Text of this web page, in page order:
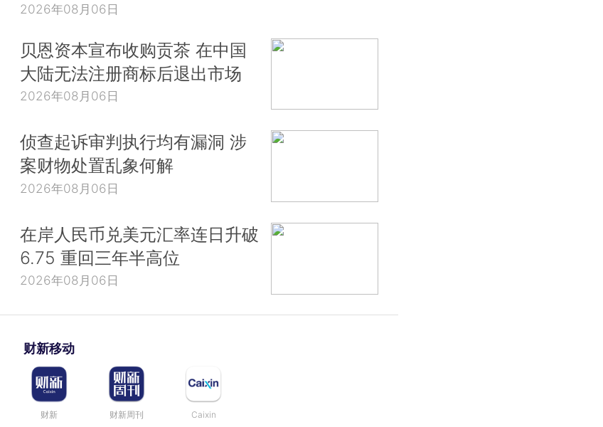
2026年08月06日
贝恩资本宣布收购贡茶 在中国
大陆无法注册商标后退出市场
2026年08月06日
侦查起诉审判执行均有漏洞 涉
案财物处置乱象何解
2026年08月06日
在岸人民币兑美元汇率连日升破
6.75 重回三年半高位
2026年08月06日
财新移动
财新 财新周刊 Caixin